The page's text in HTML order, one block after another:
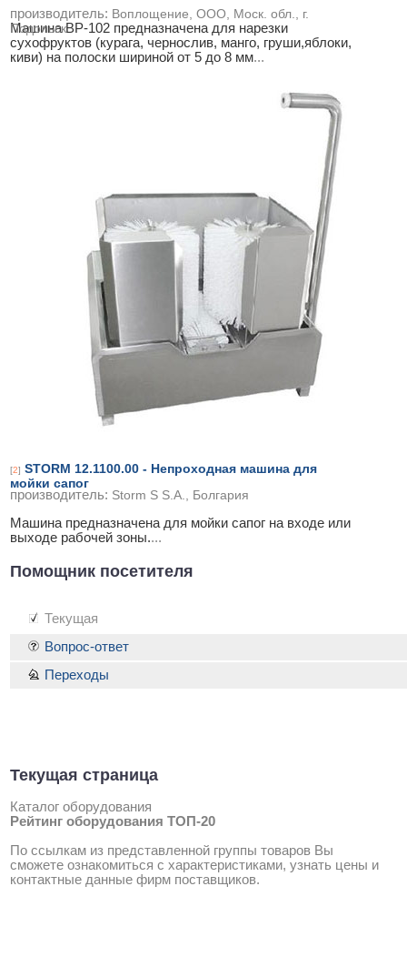
Машина ВР-102 предназначена для нарезки
сухофруктов (курага, чернослив, манго, груши,яблоки,
киви) на полоски шириной от 5 до 8 мм...
производитель: Воплощение, ООО, Моск. обл., г.
Подольск
[2] STORM 12.1100.00 - Непроходная машина для
мойки сапог
Машина предназначена для мойки сапог на входе или
выходе рабочей зоны....
производитель: Storm S S.A., Болгария
Помощник посетителя
Текущая
Текущая страница
Каталог оборудования
Рейтинг оборудования ТОП-20
По ссылкам из представленной группы товаров Вы
сможете ознакомиться с характеристиками, узнать цены и
контактные данные фирм поставщиков.
Вопрос-ответ
Переходы